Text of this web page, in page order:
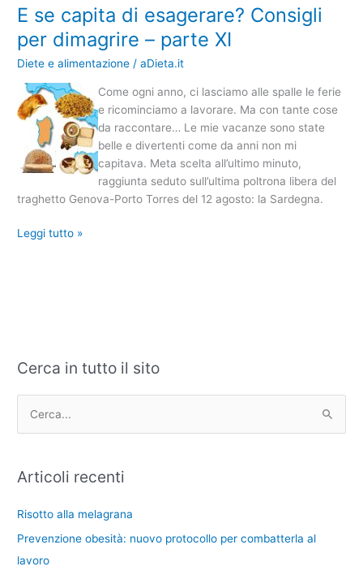
E se capita di esagerare? Consigli
per dimagrire – parte XI
Diete e alimentazione /aDieta.it
Come ogni anno, ci lasciamo alle spalle le ferie
e ricominciamo a lavorare. Ma con tante cose
da raccontare… Le mie vacanze sono state
belle e divertenti come da anni non mi
capitava. Meta scelta all’ultimo minuto,
raggiunta seduto sull’ultima poltrona libera del
traghetto Genova-Porto Torres del 12 agosto: la Sardegna.
E
capita
di
esagerare?
Consigli
per
dimagrire
parte
Leggi tutto »
Cerca in tutto il sito
c
Articoli recenti
Risotto alla melagrana
Prevenzione obesità: nuovo protocollo per combatterla al
lavoro
C
e
o
i
e
A
h
v